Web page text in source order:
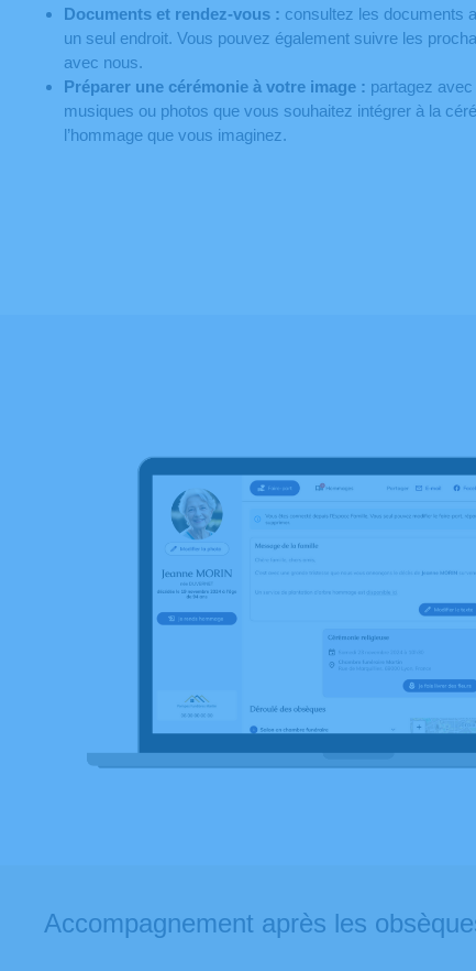
Documents et rendez-vous : consultez les documents
un seul endroit. Vous pouvez également suivre les
avec nous.
Préparer une cérémonie à votre image : partagez
musiques ou photos que vous souhaitez intégrer à la
l’hommage que vous imaginez.
Accompagnement après les